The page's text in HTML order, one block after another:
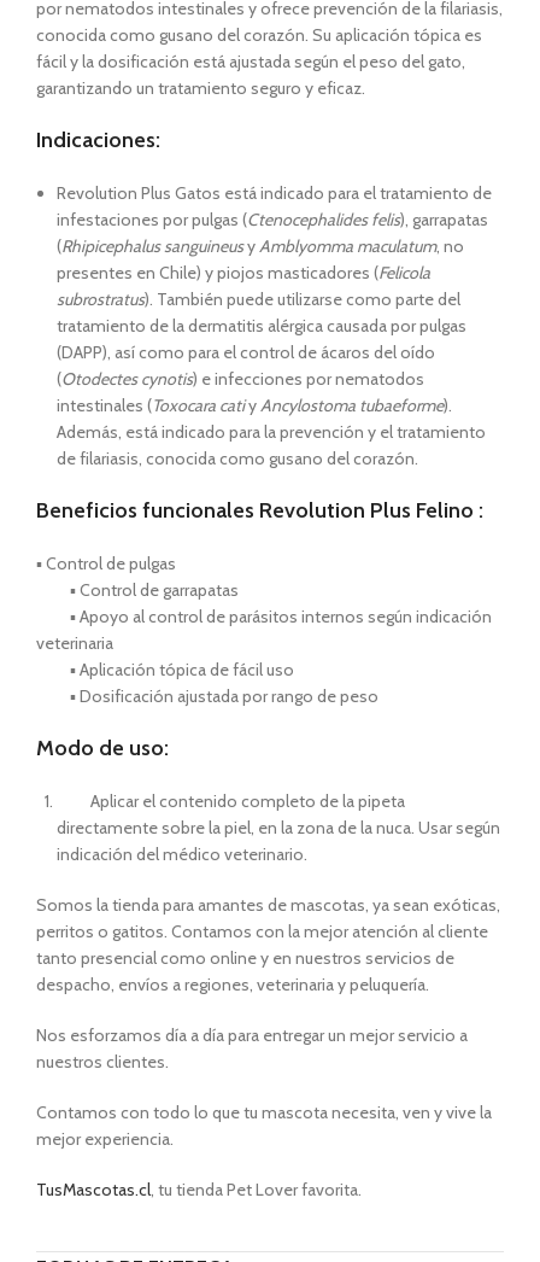
por nematodos intestinales y ofrece prevención de la filariasis,
conocida como gusano del corazón. Su aplicación tópica es
fácil y la dosificación está ajustada según el peso del gato,
garantizando un tratamiento seguro y eficaz.
Indicaciones:
Revolution Plus Gatos está indicado para el tratamiento de
infestaciones por pulgas (Ctenocephalides felis), garrapatas
(Rhipicephalus sanguineusyAmblyomma maculatum, no
presentes en Chile) y piojos masticadores (Felicola
subrostratus). También puede utilizarse como parte del
tratamiento de la dermatitis alérgica causada por pulgas
(DAPP), así como para el control de ácaros del oído
(Otodectes cynotis) e infecciones por nematodos
intestinales (Toxocara catiyAncylostoma tubaeforme).
Además, está indicado para la prevención y el tratamiento
de filariasis, conocida como gusano del corazón.
Beneficios funcionales Revolution Plus Felino :
▪ Control de pulgas
▪ Control de garrapatas
▪ Apoyo al control de parásitos internos según indicación
veterinaria
▪ Aplicación tópica de fácil uso
▪ Dosificación ajustada por rango de peso
Modo de uso:
Aplicar el contenido completo de la pipeta
directamente sobre la piel, en la zona de la nuca. Usar según
indicación del médico veterinario.
Somos la tienda para amantes de mascotas, ya sean exóticas,
perritos o gatitos. Contamos con la mejor atención al cliente
tanto presencial como online y en nuestros servicios de
despacho, envíos a regiones, veterinaria y peluquería.
Nos esforzamos día a día para entregar un mejor servicio a
nuestros clientes.
Contamos con todo lo que tu mascota necesita, ven y vive la
mejor experiencia.
TusMascotas.cl, tu tienda Pet Lover favorita.